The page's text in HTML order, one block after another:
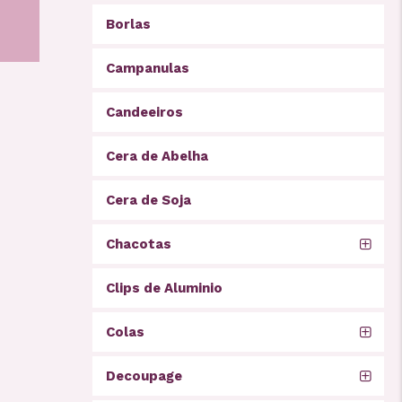
Borlas
Campanulas
Candeeiros
Cera de Abelha
Cera de Soja
Chacotas
Clips de Aluminio
Colas
Decoupage